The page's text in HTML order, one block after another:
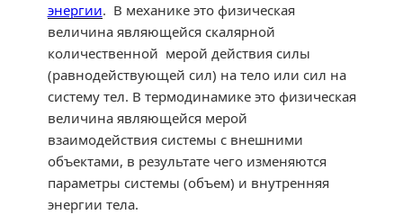
энергии. В механике это физическая
величина являющейся скалярной
количественной мерой действия силы
(равнодействующей сил) на тело или сил на
систему тел. В термодинамике это физическая
величина являющейся мерой
взаимодействия системы с внешними
объектами, в результате чего изменяются
параметры системы (объем) и внутренняя
энергии тела.